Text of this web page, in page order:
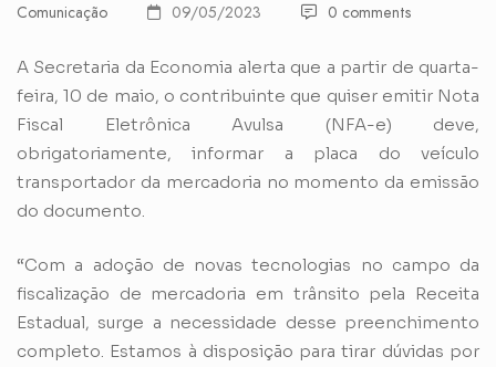
Comunicação 09/05/2023 0 comments
A Secretaria da Economia alerta que a partir de quarta-
feira, 10 de maio, o contribuinte que quiser emitir Nota
Fiscal Eletrônica Avulsa (NFA-e) deve,
obrigatoriamente, informar a placa do veículo
transportador da mercadoria no momento da emissão
do documento.
“Com a adoção de novas tecnologias no campo da
fiscalização de mercadoria em trânsito pela Receita
Estadual, surge a necessidade desse preenchimento
completo. Estamos à disposição para tirar dúvidas por